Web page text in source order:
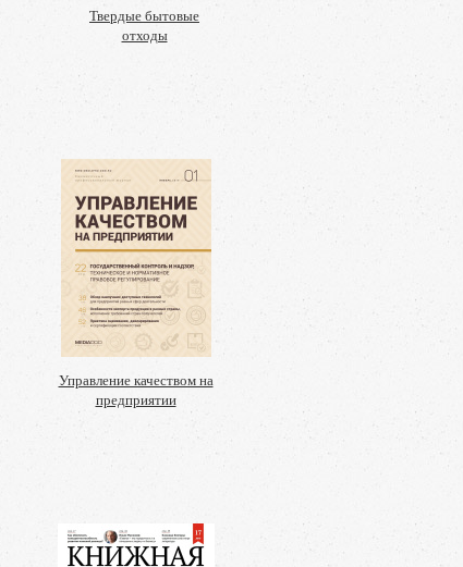
Твердые бытовые
отходы
Управление качеством на
предприятии